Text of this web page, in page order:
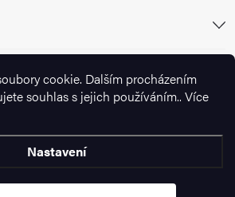
cookie. Dalším procházením
souhlas s jejich používáním.. Více
Nastavení
Sledujte nás